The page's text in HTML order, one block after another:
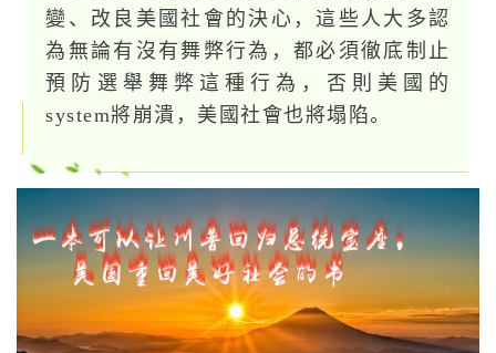
變、改良美國社會的決心，這些人大多認
為無論有沒有舞弊行為，都必須徹底制止
預防選舉舞弊這種行為，否則美國的
system將崩潰，美國社會也將塌陷。